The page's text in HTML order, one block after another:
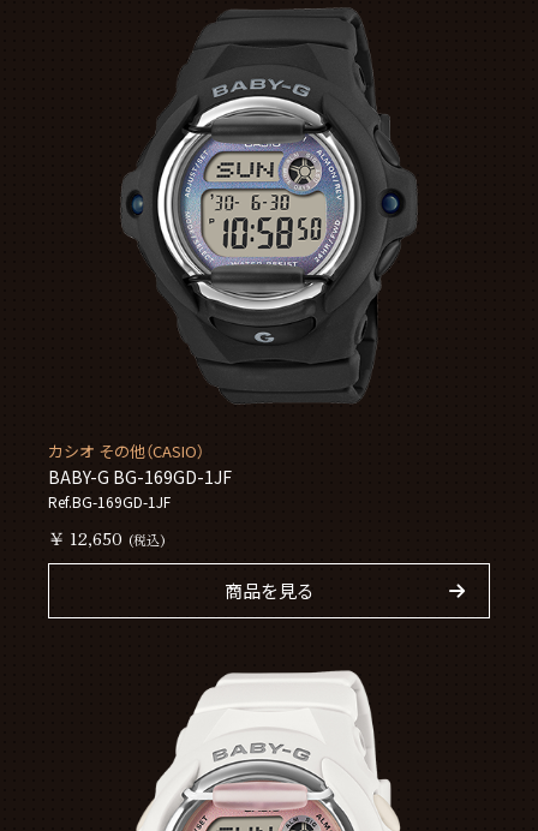
カシオ その他（CASIO）
BABY-G BG-169GD-1JF
Ref.BG-169GD-1JF
￥ 12,650 (税込)
商品を見る